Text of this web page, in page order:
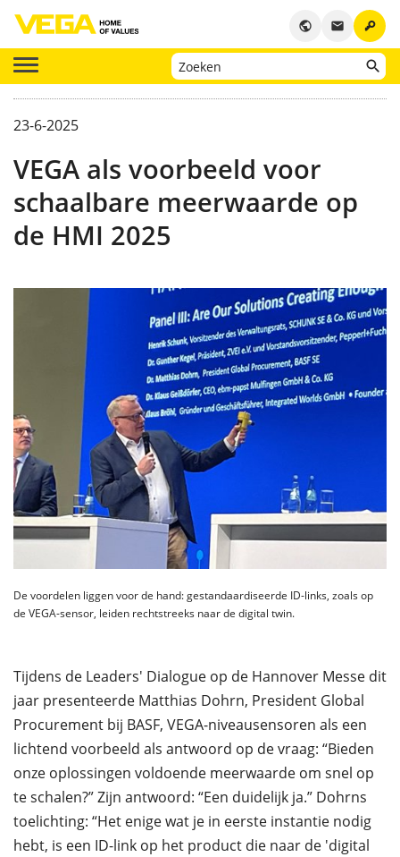
key
email
public
23-6-2025
VEGA als voorbeeld voor
schaalbare meerwaarde op
de HMI 2025
De voordelen liggen voor de hand: gestandaardiseerde ID-links, zoals op
de VEGA-sensor, leiden rechtstreeks naar de digital twin.
Tijdens de Leaders' Dialogue op de Hannover Messe dit
jaar presenteerde Matthias Dohrn, President Global
Procurement bij BASF, VEGA-niveausensoren als een
lichtend voorbeeld als antwoord op de vraag: “Bieden
onze oplossingen voldoende meerwaarde om snel op
te schalen?” Zijn antwoord: “Een duidelijk ja.” Dohrns
toelichting: “Het enige wat je in eerste instantie nodig
hebt, is een ID-link op het product die naar de 'digital